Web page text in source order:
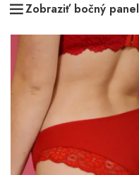
Zobraziť bočný panel